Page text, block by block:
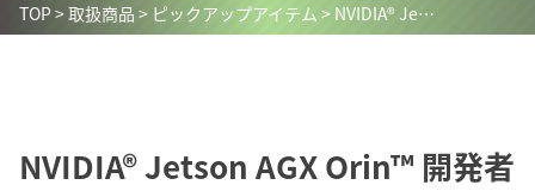
TOP >取扱商品 > ピックアップアイテム > NVIDIA® Je…
NVIDIA® Jetson AGX Orin™ 開発者